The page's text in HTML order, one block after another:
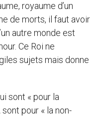
royaume d’un
de morts, il faut avoir
autre monde est
Ce Roi ne
sujets mais donne
sont « pour la
pour « la non-